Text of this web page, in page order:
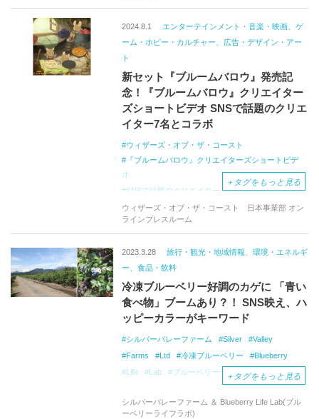
2024.8.1
エンターテインメント・音楽・映画、ゲ
ーム・ホビー・カルチャー、広告・デザイン・アー
ト
新セット『ブルームバロウ』発売記
念！『ブルームバロウ』クリエイター
ズショートビデオ SNSで話題のクリエ
イター7名とコラボ
ウィザーズ・オブ・ザ・コースト
『ブルームバロウ』クリエイターズショートビデ
オ
SNSで話題のクリエイター
元祖戦略トレーディングカードゲーム
マジック：ザ・ギャザリング
MTGアリーナ
ブルームバロウ 新セット
＋ タグをもっと見る
ウィザーズ・オブ・ザ・コースト 日本事業部 オン
ラインプレスルーム
2023.3.28
旅行・観光・地域情報、環境・エネルギ
ー、食品・飲料
冷凍ブルーベリー好調のカゲに 「青い
食べ物」ブームあり？！ SNS映え、ハ
ッピーカラーがキーワード
シルバーバレーファーム Silver
Valley
Farms
Ltd 冷凍ブルーベリー
Blueberry
Life
Lab
ブルーベリーライフラボ
サムシングブルー
幸せの青い鳥
＋ タグをもっと見る
シルバーバレーファーム ＆ Blueberry Life Lab(ブル
ーベリーライフラボ)